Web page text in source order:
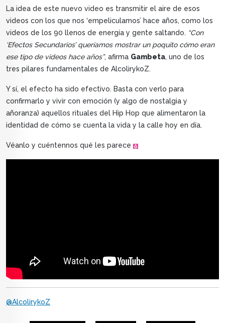
La idea de este nuevo video es transmitir el aire de esos
videos con los que nos ‘empeliculamos’ hace años, como los
videos de los 90 llenos de energía y gente saltando. “Con
‘Efectos Secundarios’ queríamos mostrar un poquito cómo eran
ese tipo de videos hace años”, afirma Gambeta, uno de los
tres pilares fundamentales de AlcolirykoZ.
Y sí, el efecto ha sido efectivo. Basta con verlo para
confirmarlo y vivir con emoción (y algo de nostalgia y
añoranza) aquellos rituales del Hip Hop que alimentaron la
identidad de cómo se cuenta la vida y la calle hoy en día.
Véanlo y cuéntennos qué les parece
@AlcolirykoZ